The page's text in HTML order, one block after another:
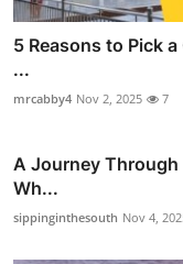
5 Reasons to Pick
...
mrcabby4 Nov 2, 2025 7
A Journey Through
Wh...
sippinginthesouth Nov 4,